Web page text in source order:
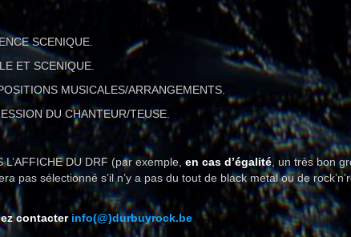
SCENIQUE.
ET SCENIQUE.
MUSICALES/ARRANGEMENTS.
DU CHANTEUR/TEUSE.
L’AFFICHE DU DRF (par exemple, en cas d’égalité, un très bon
pas sélectionné s’il n’y a pas du tout de black metal ou de
contacter info(@)durbuyrock.be